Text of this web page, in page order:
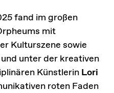
fand im großen
mit
Kulturszene sowie
unter der kreativen
Künstlerin Lori
roten Faden